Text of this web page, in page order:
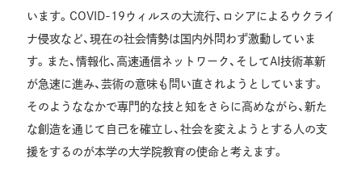
います。COVID-19ウィルスの大流行、ロシアによるウクライ
ナ侵攻など、現在の社会情勢は国内外問わず激動していま
す。また、情報化、高速通信ネットワーク、そしてAI技術革新
が急速に進み、芸術の意味も問い直されようとしています。
そのようななかで専門的な技と知をさらに高めながら、新た
な創造を通じて自己を確立し、社会を変えようとする人の支
援をするのが本学の大学院教育の使命と考えます。